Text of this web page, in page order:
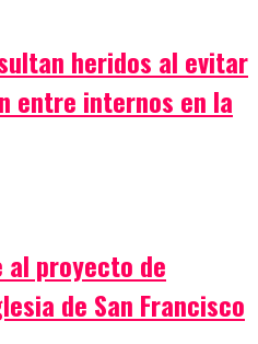
heridos al evitar
entre internos en la
al proyecto de
de San Francisco